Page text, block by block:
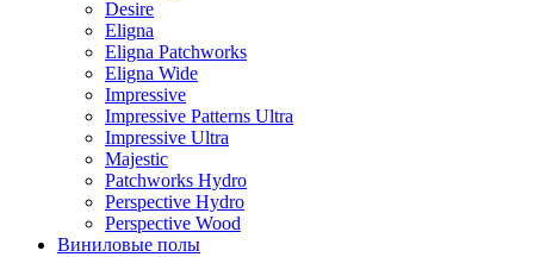
Desire
Eligna
Eligna Patchworks
Eligna Wide
Impressive
Impressive Patterns Ultra
Impressive Ultra
Majestic
Patchworks Hydro
Perspective Hydro
Perspective Wood
Виниловые полы